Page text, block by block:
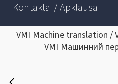
Kontaktai / Apklausa
VMI Machine translation
VMI Машинний